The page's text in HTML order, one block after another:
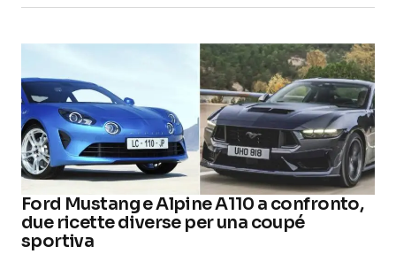
Ford Mustang e Alpine A110 a confronto,
due ricette diverse per una coupé
sportiva